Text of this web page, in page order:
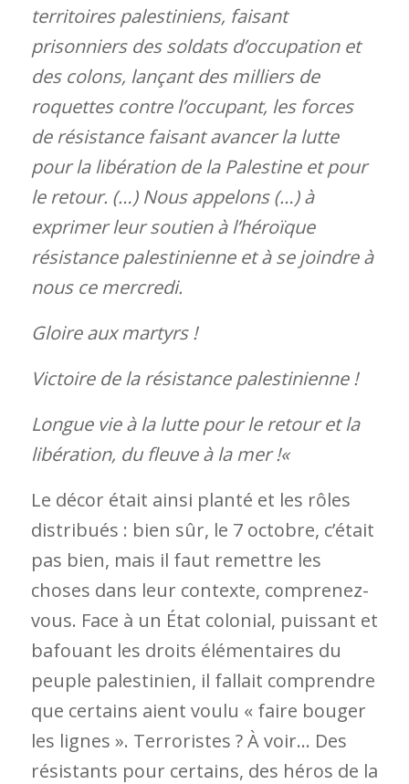
territoires palestiniens, faisant
prisonniers des soldats d’occupation et
des colons, lançant des milliers de
roquettes contre l’occupant, les forces
de résistance faisant avancer la lutte
pour la libération de la Palestine et pour
le retour. (…) Nous appelons (…) à
exprimer leur soutien à l’héroïque
résistance palestinienne et à se joindre à
nous ce mercredi.
Gloire aux martyrs !
Victoire de la résistance palestinienne !
Longue vie à la lutte pour le retour et la
libération, du fleuve à la mer !«
Le décor était ainsi planté et les rôles
distribués : bien sûr, le 7 octobre, c’était
pas bien, mais il faut remettre les
choses dans leur contexte, comprenez-
vous. Face à un État colonial, puissant et
bafouant les droits élémentaires du
peuple palestinien, il fallait comprendre
que certains aient voulu « faire bouger
les lignes ». Terroristes ? À voir… Des
résistants pour certains, des héros de la